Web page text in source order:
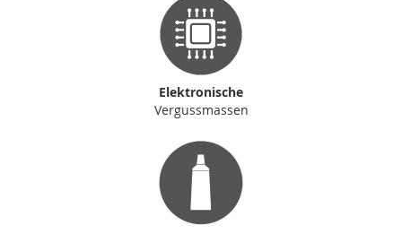
Elektronische
Vergussmassen